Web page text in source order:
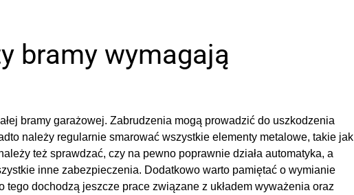
bramy wymagają
bramy garażowej. Zabrudzenia mogą prowadzić do uszkodzenia
należy regularnie smarować wszystkie elementy metalowe, takie jak
też sprawdzać, czy na pewno poprawnie działa automatyka, a
inne zabezpieczenia. Dodatkowo warto pamiętać o wymianie
tego dochodzą jeszcze prace związane z układem wyważenia oraz